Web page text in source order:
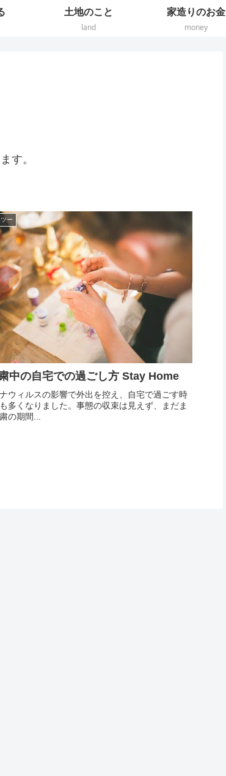
土地のこと
land
家造りのお金
money
す。
ー
中の自宅での過ごし方 Stay Home
ウィルスの影響で外出を控え、自宅で過ごす時
多くなりました。事態の収束は見えず、まだま
の期間...